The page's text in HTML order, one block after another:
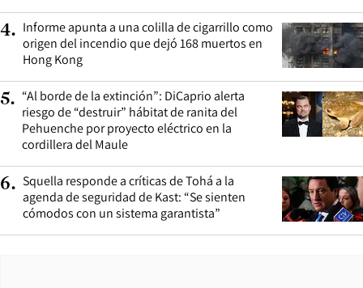
4. Informe apunta a una colilla de cigarrillo como
origen del incendio que dejó 168 muertos en
Hong Kong
5. “Al borde de la extinción”: DiCaprio alerta
riesgo de “destruir” hábitat de ranita del
Pehuenche por proyecto eléctrico en la
cordillera del Maule
6. Squella responde a críticas de Tohá a la
agenda de seguridad de Kast: “Se sienten
cómodos con un sistema garantista”